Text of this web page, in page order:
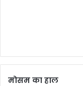
मोसम का हाल